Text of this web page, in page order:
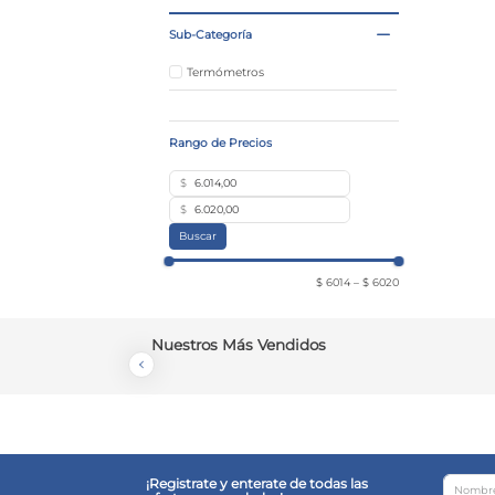
Sub-Categoría
Termómetros
$
$
Buscar
$ 6014 – $ 6020
Nuestros Más Vendidos
¡Registrate y enterate de todas las